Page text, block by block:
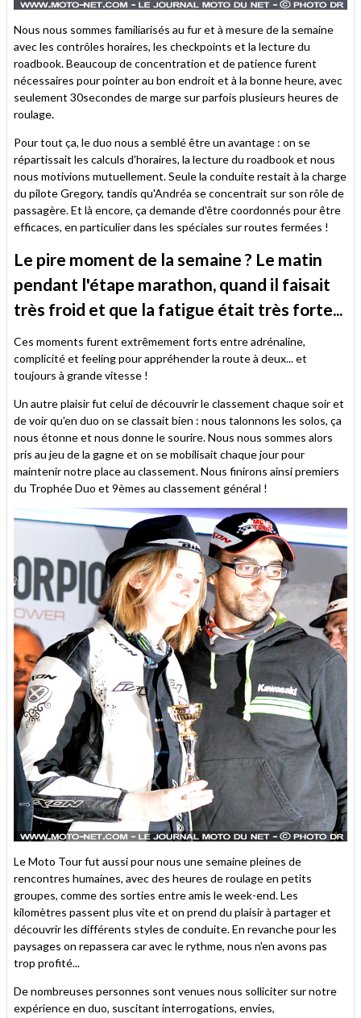
Nous nous sommes familiarisés au fur et à mesure de la semaine
avec les contrôles horaires, les checkpoints et la lecture du
roadbook. Beaucoup de concentration et de patience furent
nécessaires pour pointer au bon endroit et à la bonne heure, avec
seulement 30secondes de marge sur parfois plusieurs heures de
roulage.
Pour tout ça, le duo nous a semblé être un avantage : on se
répartissait les calculs d'horaires, la lecture du roadbook et nous
nous motivions mutuellement. Seule la conduite restait à la charge
du pilote Gregory, tandis qu'Andréa se concentrait sur son rôle de
passagère. Et là encore, ça demande d'être coordonnés pour être
efficaces, en particulier dans les spéciales sur routes fermées !
Le pire moment de la semaine ? Le matin
pendant l'étape marathon, quand il faisait
très froid et que la fatigue était très forte...
Ces moments furent extrêmement forts entre adrénaline,
complicité et feeling pour appréhender la route à deux... et
toujours à grande vitesse !
Un autre plaisir fut celui de découvrir le classement chaque soir et
de voir qu'en duo on se classait bien : nous talonnons les solos, ça
nous étonne et nous donne le sourire. Nous nous sommes alors
pris au jeu de la gagne et on se mobilisait chaque jour pour
maintenir notre place au classement. Nous finirons ainsi premiers
du Trophée Duo et 9èmes au classement général !
Le Moto Tour fut aussi pour nous une semaine pleines de
rencontres humaines, avec des heures de roulage en petits
groupes, comme des sorties entre amis le week-end. Les
kilomètres passent plus vite et on prend du plaisir à partager et
découvrir les différents styles de conduite. En revanche pour les
paysages on repassera car avec le rythme, nous n'en avons pas
trop profité...
De nombreuses personnes sont venues nous solliciter sur notre
expérience en duo, suscitant interrogations, envies,